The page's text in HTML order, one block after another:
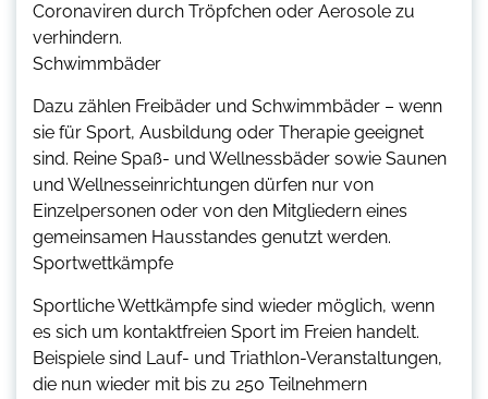
Coronaviren durch Tröpfchen oder Aerosole zu
verhindern.
Schwimmbäder
Dazu zählen Freibäder und Schwimmbäder – wenn
sie für Sport, Ausbildung oder Therapie geeignet
sind. Reine Spaß- und Wellnessbäder sowie Saunen
und Wellnesseinrichtungen dürfen nur von
Einzelpersonen oder von den Mitgliedern eines
gemeinsamen Hausstandes genutzt werden.
Sportwettkämpfe
Sportliche Wettkämpfe sind wieder möglich, wenn
es sich um kontaktfreien Sport im Freien handelt.
Beispiele sind Lauf- und Triathlon-Veranstaltungen,
die nun wieder mit bis zu 250 Teilnehmern